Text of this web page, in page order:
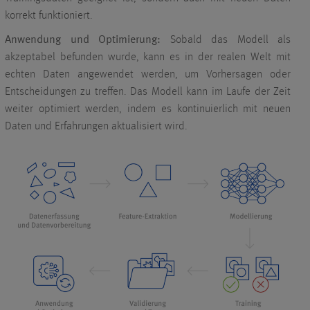
korrekt funktioniert.
Anwendung und Optimierung:
Sobald das Modell als
akzeptabel befunden wurde, kann es in der realen Welt mit
echten Daten angewendet werden, um Vorhersagen oder
Entscheidungen zu treffen. Das Modell kann im Laufe der Zeit
weiter optimiert werden, indem es kontinuierlich mit neuen
Daten und Erfahrungen aktualisiert wird.